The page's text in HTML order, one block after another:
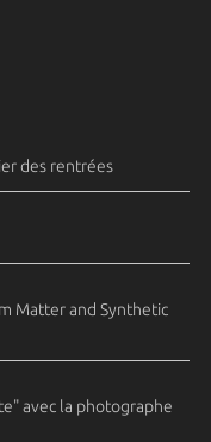
des rentrées
Matter and Synthetic
avec la photographe